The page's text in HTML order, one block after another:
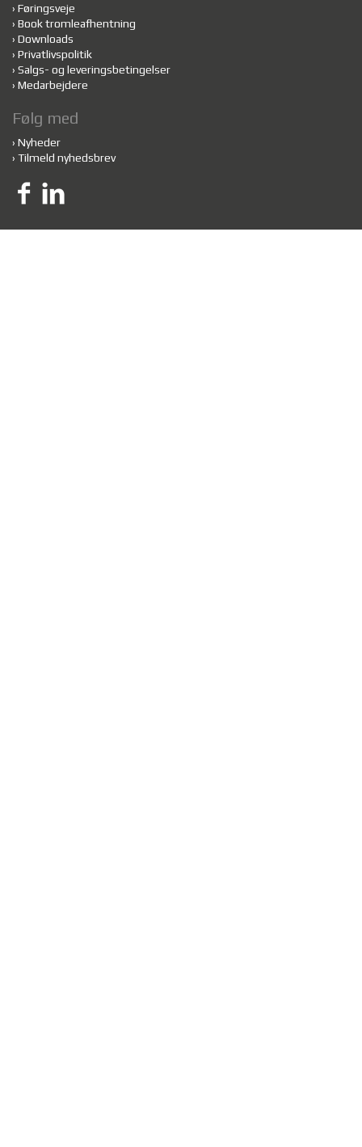
› Føringsveje
› Book tromleafhentning
› Downloads
› Privatlivspolitik
› Salgs- og leveringsbetingelser
› Medarbejdere
Følg med
› Nyheder
› Tilmeld nyhedsbrev